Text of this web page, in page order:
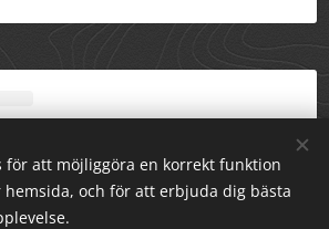
för att möjliggöra en korrekt funktion
hemsida, och för att erbjuda dig bästa